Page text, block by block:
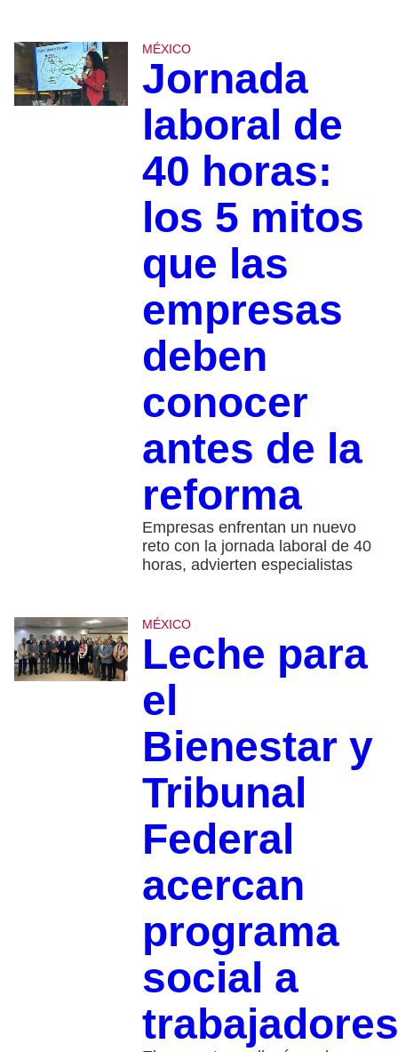
MÉXICO
Jornada
laboral de
40 horas:
los 5 mitos
que las
empresas
deben
conocer
antes de la
reforma
Empresas enfrentan un nuevo
reto con la jornada laboral de 40
horas, advierten especialistas
MÉXICO
Leche para
el
Bienestar y
Tribunal
Federal
acercan
programa
social a
trabajadores